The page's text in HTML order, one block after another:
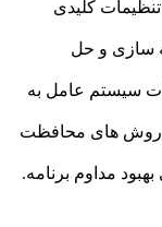
کلیدی
سازی و حل
سیستم عامل به
روش های محافظت
مداوم برنامه.